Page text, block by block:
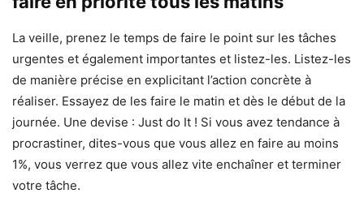
La veille, prenez le temps de faire le point sur les tâches
urgentes et également importantes et listez-les. Listez-les
de manière précise en explicitant l’action concrète à
réaliser. Essayez de les faire le matin et dès le début de la
journée. Une devise : Just do It ! Si vous avez tendance à
procrastiner, dites-vous que vous allez en faire au moins
1%, vous verrez que vous allez vite enchaîner et terminer
votre tâche.